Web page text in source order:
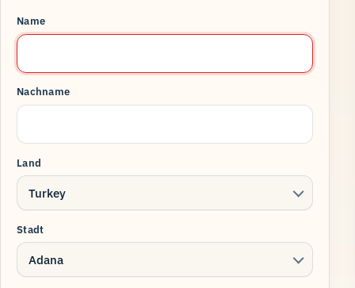
Name
Nachname
Land
Turkey
Stadt
Adana